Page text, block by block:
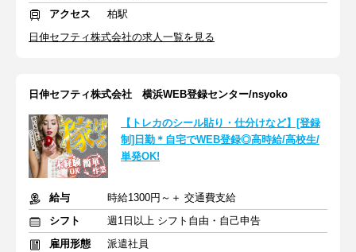
アクセス
柏駅
日伸セフティ株式会社の求人一覧を見る
日伸セフティ株式会社 横浜WEB登録センター/nsyoko
【トレカのシール貼り・仕分けなど】[登録
制]日勤＊自宅でWEB登録◎高時給/高校生/
単発OK!
給与
時給1300円～＋ 交通費支給
シフト
週1日以上 シフト自由・自己申告
雇用形態
派遣社員